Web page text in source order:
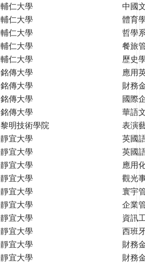
輔仁大學
中國
輔仁大學
體育
輔仁大學
哲學
輔仁大學
餐旅
輔仁大學
歷史
銘傳大學
應用
銘傳大學
財務
銘傳大學
國際
銘傳大學
華語
黎明技術學院
表演
靜宜大學
英國
靜宜大學
英國
靜宜大學
應用
靜宜大學
觀光
靜宜大學
寰宇
靜宜大學
企業
靜宜大學
資訊
靜宜大學
西班
靜宜大學
財務
靜宜大學
財務